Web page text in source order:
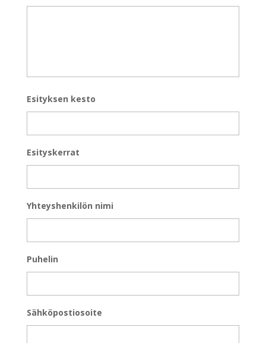
Esityksen kesto
Esityskerrat
Yhteyshenkilön nimi
Puhelin
Sähköpostiosoite